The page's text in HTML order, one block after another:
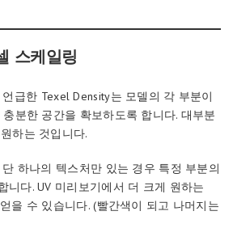
스케일링
급한 Texel Density는 모델의 각 부분이
분한 공간을 확보하도록 합니다. 대부분
하는 것입니다.
하나의 텍스처만 있는 경우 특정 부분의
니다. UV 미리보기에서 더 크게 원하는
을 수 있습니다. (빨간색이 되고 나머지는